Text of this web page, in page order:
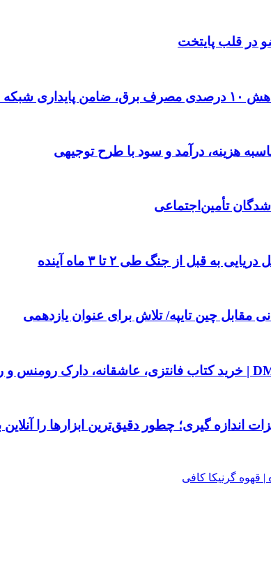
در قلب پایتخت
شبکه است
هزینه، درآمد و سود با طرح توجیهی
به قبل از جنگ طی ۲ تا ۳ ماه آینده
چین تایپه/ تلاش برای عنوان یازدهمی
اندازه گیری؛ چطور دقیق‌ترین ابزارها را آنلاین
| قهوه گرنیکا کافی